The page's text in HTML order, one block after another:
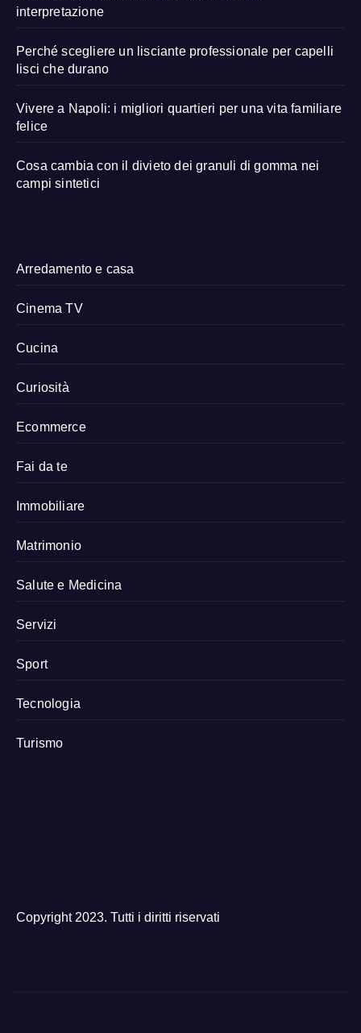
interpretazione
Perché scegliere un lisciante professionale per capelli
lisci che durano
Vivere a Napoli: i migliori quartieri per una vita familiare
felice
Cosa cambia con il divieto dei granuli di gomma nei
campi sintetici
Arredamento e casa
Cinema TV
Cucina
Curiosità
Ecommerce
Fai da te
Immobiliare
Matrimonio
Salute e Medicina
Servizi
Sport
Tecnologia
Turismo
Copyright 2023. Tutti i diritti riservati